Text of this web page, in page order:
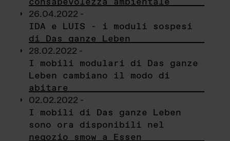
26.04.2022 -
IDA e LUIS - i moduli sospesi
di Das ganze Leben
28.02.2022 -
I mobili modulari di Das ganze
Leben cambiano il modo di
abitare
02.02.2022 -
I mobili di Das ganze Leben
sono ora disponibili nel
negozio smow a Essen